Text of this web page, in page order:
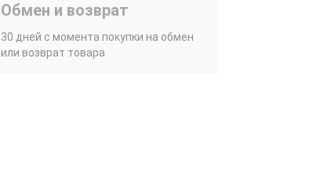
Обмен и возврат
30 дней с момента покупки на обмен
или возврат товара